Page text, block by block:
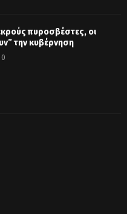
πυροσβέστες, οι
την κυβέρνηση
0